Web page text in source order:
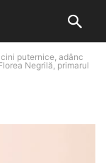
puternice, adânc
Negrilă, primarul